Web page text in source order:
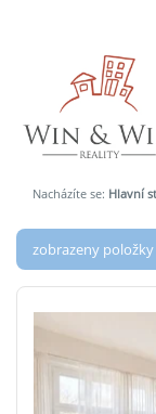
Nacházíte se: Hlavní
zobrazeny položky